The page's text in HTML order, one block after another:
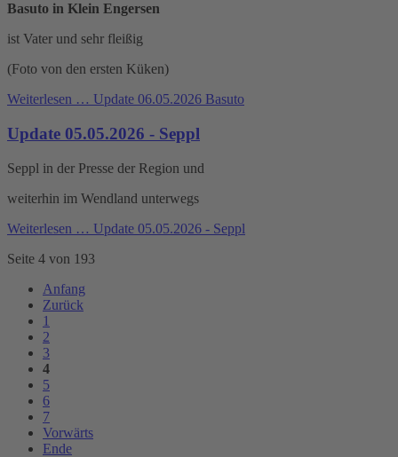
Basuto in Klein Engersen
ist Vater und sehr fleißig
(Foto von den ersten Küken)
Weiterlesen … Update 06.05.2026 Basuto
Update 05.05.2026 - Seppl
Seppl in der Presse der Region und
weiterhin im Wendland unterwegs
Weiterlesen … Update 05.05.2026 - Seppl
Seite 4 von 193
Anfang
Zurück
1
2
3
4
5
6
7
Vorwärts
Ende